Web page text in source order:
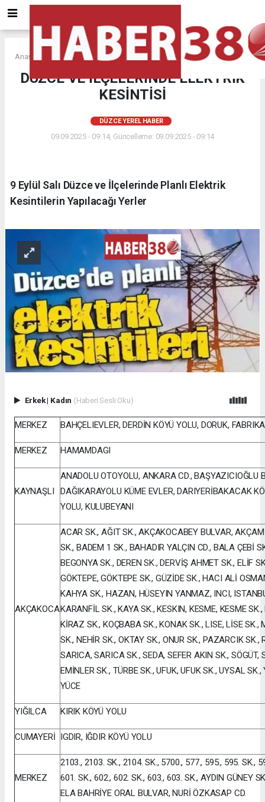
Anasayfa DÜZCE YEREL HABER
DÜZCE VE İLÇELERİNDE ELEKTRİK
KESİNTİSİ
DÜZCE YEREL HABER
09.09.2025 - 09:14, Güncelleme: 09.09.2025 - 09:14
9 Eylül Salı Düzce ve İlçelerinde Planlı Elektrik
Kesintilerin Yapılacağı Yerler
Erkek| Kadın (Haberi Sesli Oku)
MERKEZ BAHÇELIEVLER, DERDİN KÖYÜ YOLU, DORUK,
MERKEZ HAMAMDAGI
KAYNAŞLI
ANADOLU OTOYOLU, ANKARA CD., BAŞYAZICIOĞLU
DAĞIKARAYOLU KÜME EVLER, DARIYERİBAKACAK
YOLU, KULUBEYANI
AKÇAKOCA
ACAR SK., AĞIT SK., AKÇAKOCABEY BULVAR,
SK., BADEM 1 SK., BAHADIR YALÇIN CD., BALA ÇEBİ
BEGONYA SK., DEREN SK., DERVİŞ AHMET SK., ELİF
GÖKTEPE, GÖKTEPE SK., GÜZİDE SK., HACI ALİ
KAHYA SK., HAZAN, HÜSEYIN YANMAZ, INCI,
KARANFİL SK., KAYA SK., KESKIN, KESME, KESME
KİRAZ SK., KOÇBABA SK., KONAK SK., LISE, LİSE SK.,
SK., NEHİR SK., OKTAY SK., ONUR SK., PAZARCIK
SARICA, SARICA SK., SEDA, SEFER AKIN SK., SÖGÜT,
EMİNLER SK., TÜRBE SK., UFUK, UFUK SK., UYSAL
YÜCE
YIĞILCA KIRIK KÖYÜ YOLU
CUMAYERİ IGDIR, IĞDIR KÖYÜ YOLU
MERKEZ
2103., 2103. SK., 2104. SK., 5700., 577., 595., 595. SK.,
601. SK., 602., 602. SK., 603., 603. SK., AYDIN GÜNEY
ELA BAHRİYE ORAL BULVAR, NURİ ÖZKASAP CD.